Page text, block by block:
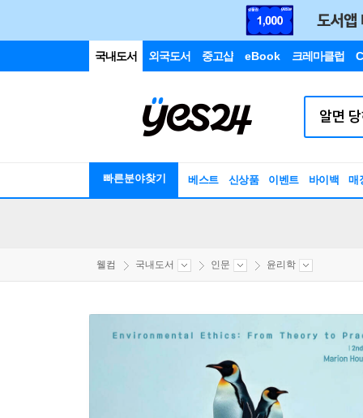
국내도서 외국도서 중고샵 eBook 크레마클럽
빠른분야찾기 베스트 신상품 이벤트 바이백 매
웰컴 국내도서 인문 윤리학